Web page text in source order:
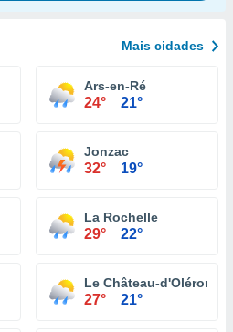
Mais cidades
Ars-en-Ré
24° 21°
Jonzac
32° 19°
La Rochelle
29° 22°
Le Château-d'Oléron
27° 21°